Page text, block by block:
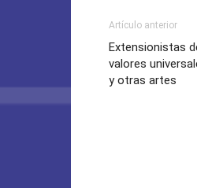
Artículo anterior
Extensionistas
valores
y otras artes